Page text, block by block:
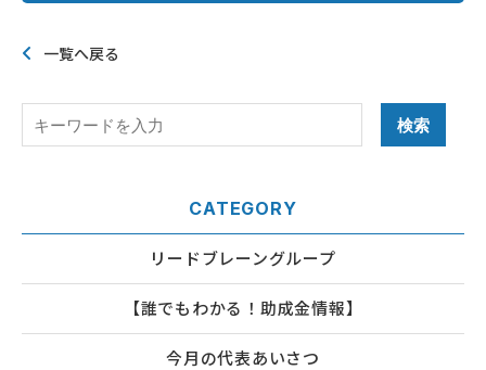
一覧へ戻る
CATEGORY
リードブレーングループ
【誰でもわかる！助成金情報】
今月の代表あいさつ